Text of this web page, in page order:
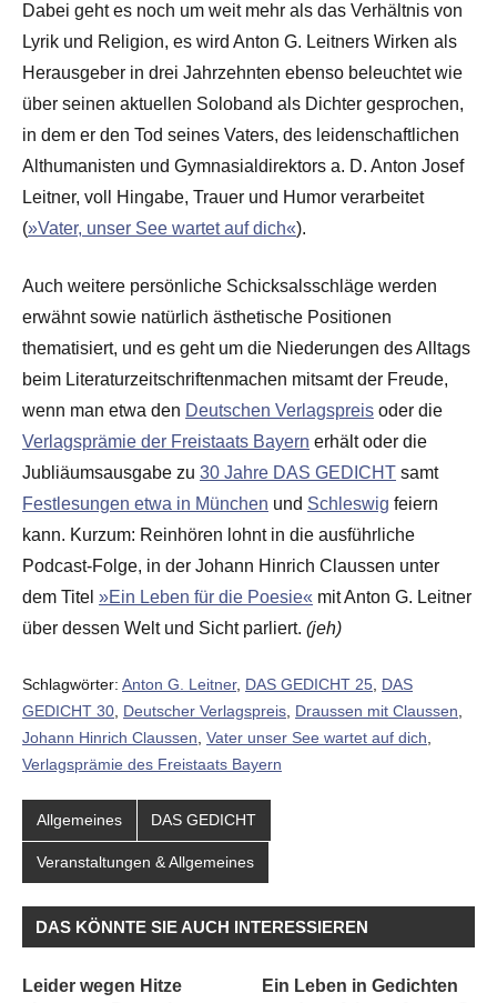
Dabei geht es noch um weit mehr als das Verhältnis von
Lyrik und Religion, es wird Anton G. Leitners Wirken als
Herausgeber in drei Jahrzehnten ebenso beleuchtet wie
über seinen aktuellen Soloband als Dichter gesprochen,
in dem er den Tod seines Vaters, des leidenschaftlichen
Althumanisten und Gymnasialdirektors a. D. Anton Josef
Leitner, voll Hingabe, Trauer und Humor verarbeitet
(»Vater, unser See wartet auf dich«).
Auch weitere persönliche Schicksalsschläge werden
erwähnt sowie natürlich ästhetische Positionen
thematisiert, und es geht um die Niederungen des Alltags
beim Literaturzeitschriftenmachen mitsamt der Freude,
wenn man etwa den Deutschen Verlagspreis oder die
Verlagsprämie der Freistaats Bayern erhält oder die
Jubliäumsausgabe zu 30 Jahre DAS GEDICHT samt
Festlesungen etwa in München und Schleswig feiern
kann. Kurzum: Reinhören lohnt in die ausführliche
Podcast-Folge, in der Johann Hinrich Claussen unter
dem Titel »Ein Leben für die Poesie« mit Anton G. Leitner
über dessen Welt und Sicht parliert. (jeh)
Schlagwörter: Anton G. Leitner, DAS GEDICHT 25 DAS
GEDICHT 30 Deutscher Verlagspreis Draussen mit Claussen
Johann Hinrich Claussen Vater unser See wartet auf dich
Verlagsprämie des Freistaats Bayern
Allgemeines DAS GEDICHT
Veranstaltungen & Allgemeines
DAS KÖNNTE SIE AUCH INTERESSIEREN
Leider wegen Hitze
Ein Leben in Gedichten